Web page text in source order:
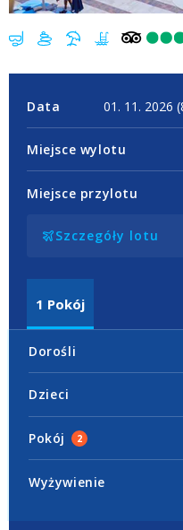
Data
Miejsce wylotu
Miejsce przylotu
Szczegóły lotu
1 Pokój
Dorośli
Dzieci
Pokój 2
Wyżywienie